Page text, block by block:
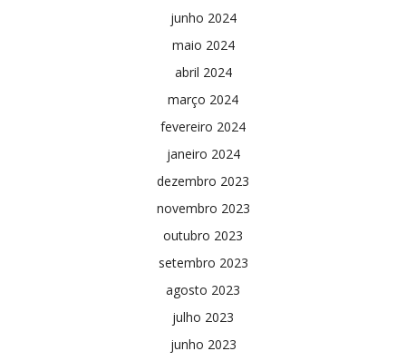
junho 2024
maio 2024
abril 2024
março 2024
fevereiro 2024
janeiro 2024
dezembro 2023
novembro 2023
outubro 2023
setembro 2023
agosto 2023
julho 2023
junho 2023